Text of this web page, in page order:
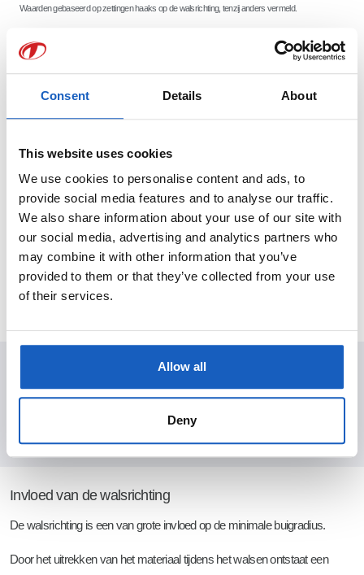
Consent Details About
This website uses cookies
We use cookies to personalise content and ads, to
provide social media features and to analyse our traffic.
We also share information about your use of our site with
our social media, advertising and analytics partners who
may combine it with other information that you’ve
provided to them or that they’ve collected from your use
of their services.
Allow all
Deny
Waarden gebaseerd op zettingen haaks op de walsrichting, tenzij anders vermeld.
Sterkte, hardheid en de buigradius
Materialen met een hoge sterkte hebben ook vaak een hogere hardheid.
Daarom is de minimale buigradius groter dan bij zachtere staalsoorten.
in tabellen opgeslagen. Deze informatie is in de voorbereidende fase en
tijdens het buigen beschikbaar voor de plaatbewerker en
werkvoorbereider.
Tosec heeft een eigen “BOM-module” (Buigen Op Maat) ontwikkelt om
altijd de meest exacte praktijkwaarden te kunnen hanteren.
Heeft u vragen? Neem gerust contact met ons op, wij staan voor u klaar
Tosec is geopend en bereikbaar ma t/m vr 07:00 - 16:30
Invloed van de walsrichting
De walsrichting is een van grote invloed op de minimale buigradius.
Door het uitrekken van het materiaal tijdens het walsen ontstaat een